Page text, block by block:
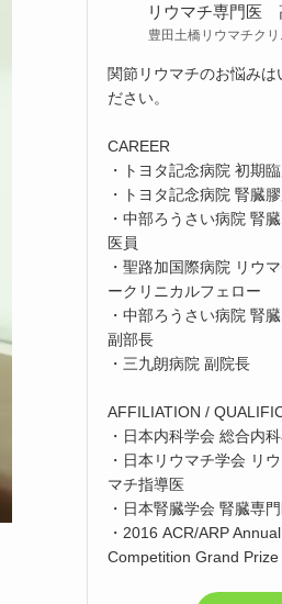
リウマチ専門医
豊田土橋リウマチク
関節リウマチのお悩みは
ださい。
CAREER
・トヨタ記念病院 初期
・トヨタ記念病院 腎臓
・中部ろうさい病院 腎
医員
・聖路加国際病院 リウ
ークリニカルフェロー
・中部ろうさい病院 腎
副部長
・三九朗病院 副院長
AFFILIATION /
・日本内科学会 総合内
・日本リウマチ学会 リ
マチ指導医
・日本腎臓学会 腎臓専
・2016 ACR/ARP
Competition Grand